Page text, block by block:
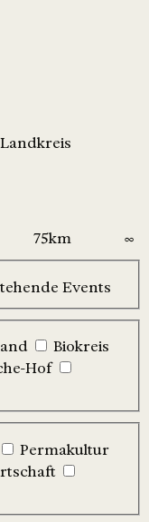
Landkreis
Events
Biokreis
Hof
Permakultur